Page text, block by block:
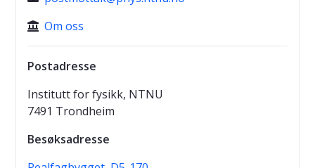
Om oss
Postadresse
Institutt for fysikk, NTNU
7491 Trondheim
Besøksadresse